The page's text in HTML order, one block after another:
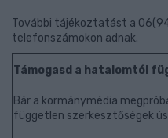
További tájékoztatást a
telefonszámokon adnak.
Támogasd a hatalomtól
Bár a kormánymédia
független szerkesztőségek